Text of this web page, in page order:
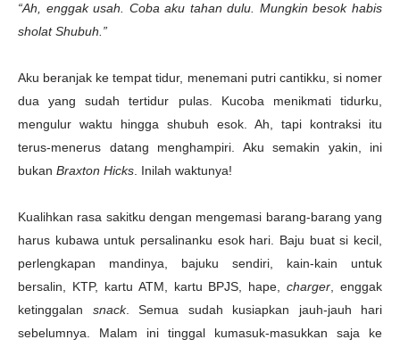
“Ah, enggak usah. Coba aku tahan dulu. Mungkin besok habis
sholat Shubuh.”
Aku beranjak ke tempat tidur, menemani putri cantikku, si nomer
dua yang sudah tertidur pulas. Kucoba menikmati tidurku,
mengulur waktu hingga shubuh esok. Ah, tapi kontraksi itu
terus-menerus datang menghampiri. Aku semakin yakin, ini
bukan Braxton Hicks . Inilah waktunya!
Kualihkan rasa sakitku dengan mengemasi barang-barang yang
harus kubawa untuk persalinanku esok hari. Baju buat si kecil,
perlengkapan mandinya, bajuku sendiri, kain-kain untuk
bersalin, KTP, kartu ATM, kartu BPJS, hape,charger , enggak
ketinggalan snack. Semua sudah kusiapkan jauh-jauh hari
sebelumnya. Malam ini tinggal kumasuk-masukkan saja ke